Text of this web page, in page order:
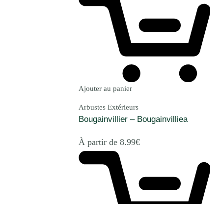
Ajouter au panier
Arbustes Extérieurs
Bougainvillier – Bougainvilliea
À partir de 8.99€